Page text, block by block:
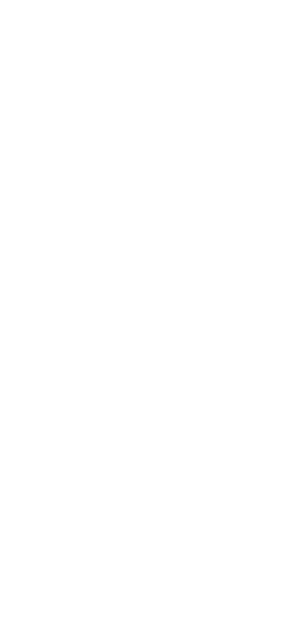
（新規で許可を取得したい
（増車減車、営業所の移転
（その他運送事業関係につ
（トレーラー等の特殊車両
【法人設立、会